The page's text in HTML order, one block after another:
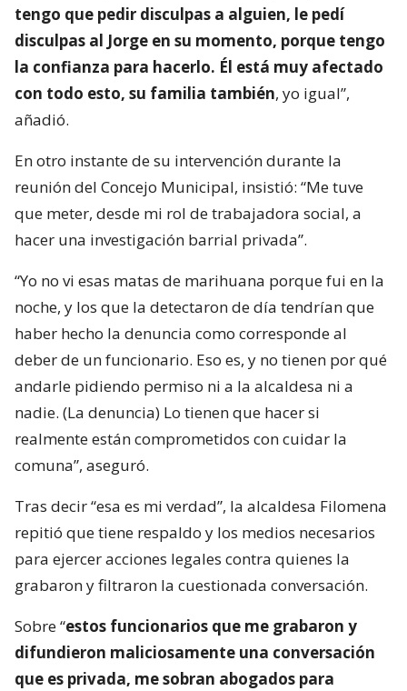
tengo que pedir disculpas a alguien, le pedí
disculpas al Jorge en su momento, porque tengo
la confianza para hacerlo. Él está muy afectado
con todo esto, su familia también, yo igual”,
añadió.
En otro instante de su intervención durante la
reunión del Concejo Municipal, insistió: “Me tuve
que meter, desde mi rol de trabajadora social, a
hacer una investigación barrial privada”.
“Yo no vi esas matas de marihuana porque fui en la
noche, y los que la detectaron de día tendrían que
haber hecho la denuncia como corresponde al
deber de un funcionario. Eso es, y no tienen por qué
andarle pidiendo permiso ni a la alcaldesa ni a
nadie. (La denuncia) Lo tienen que hacer si
realmente están comprometidos con cuidar la
comuna”, aseguró.
Tras decir “esa es mi verdad”, la alcaldesa Filomena
repitió que tiene respaldo y los medios necesarios
para ejercer acciones legales contra quienes la
grabaron y filtraron la cuestionada conversación.
Sobre “estos funcionarios que me grabaron y
difundieron maliciosamente una conversación
que es privada, me sobran abogados para